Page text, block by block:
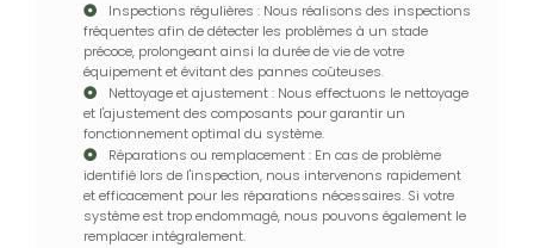
Inspections régulières : Nous réalisons des inspections
fréquentes afin de détecter les problèmes à un stade
précoce, prolongeant ainsi la durée de vie de votre
équipement et évitant des pannes coûteuses.
Nettoyage et ajustement : Nous effectuons le nettoyage
et l'ajustement des composants pour garantir un
fonctionnement optimal du système.
Réparations ou remplacement : En cas de problème
identifié lors de l'inspection, nous intervenons rapidement
et efficacement pour les réparations nécessaires. Si votre
système est trop endommagé, nous pouvons également le
remplacer intégralement.